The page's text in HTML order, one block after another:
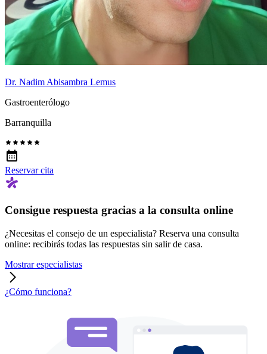
Dr. Nadim Abisambra Lemus
Gastroenterólogo
Barranquilla
Reservar cita
Consigue respuesta gracias a la consulta online
¿Necesitas el consejo de un especialista? Reserva una consulta
online: recibirás todas las respuestas sin salir de casa.
Mostrar especialistas
¿Cómo funciona?